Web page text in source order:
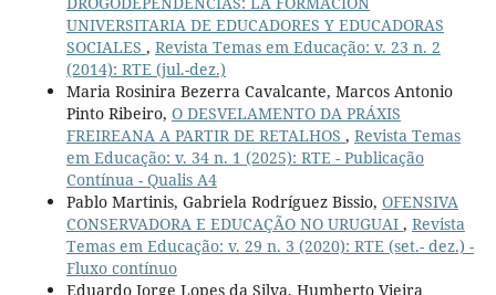
UNIVERSITARIA DE EDUCADORES Y EDUCADORAS
SOCIALES , Revista Temas em Educação: v. 23 n. 2
(2014): RTE (jul.-dez.)
Maria Rosinira Bezerra Cavalcante, Marcos Antonio
Pinto Ribeiro, O DESVELAMENTO DA PRÁXIS
FREIREANA A PARTIR DE RETALHOS , Revista Temas
em Educação: v. 34 n. 1 (2025): RTE - Publicação
Contínua - Qualis A4
Pablo Martinis, Gabriela Rodríguez Bissio, OFENSIVA
CONSERVADORA E EDUCAÇÃO NO URUGUAI , Revista
Temas em Educação: v. 29 n. 3 (2020): RTE (set.- dez.) -
Fluxo contínuo
Eduardo Jorge Lopes da Silva, Humberto Vieira